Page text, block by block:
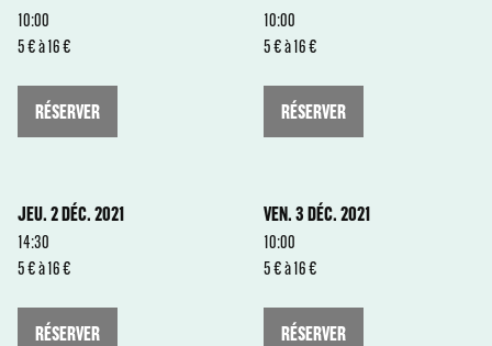
10:00
5 € à 16 €
RÉSERVER
10:00
5 € à 16 €
RÉSERVER
JEU. 2 DÉC. 2021
14:30
5 € à 16 €
RÉSERVER
VEN. 3 DÉC. 2021
10:00
5 € à 16 €
RÉSERVER